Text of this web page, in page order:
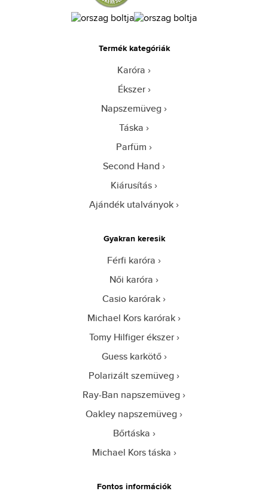
Termék kategóriák
Karóra
Ékszer
Napszemüveg
Táska
Parfüm
Second Hand
Kiárusítás
Ajándék utalványok
Gyakran keresik
Férfi karóra
Női karóra
Casio karórak
Michael Kors karórak
Tomy Hilfiger ékszer
Guess karkötő
Polarizált szemüveg
Ray-Ban napszemüveg
Oakley napszemüveg
Bőrtáska
Michael Kors táska
Fontos információk